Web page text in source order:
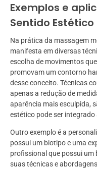
Exemplos e
Sentido Estético
Na prática da massagem
manifesta em diversas
escolha de movimentos
promovam um contorno
desse conceito. Técnicas
apenas a redução de
aparência mais esculpida,
estético pode ser
Outro exemplo é a
possui um biotipo e uma
profissional que possui
suas técnicas e